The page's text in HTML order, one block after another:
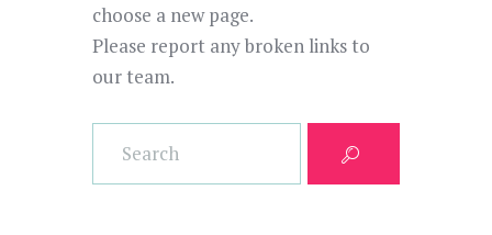
choose a new page.
Please report any broken links to
our team.